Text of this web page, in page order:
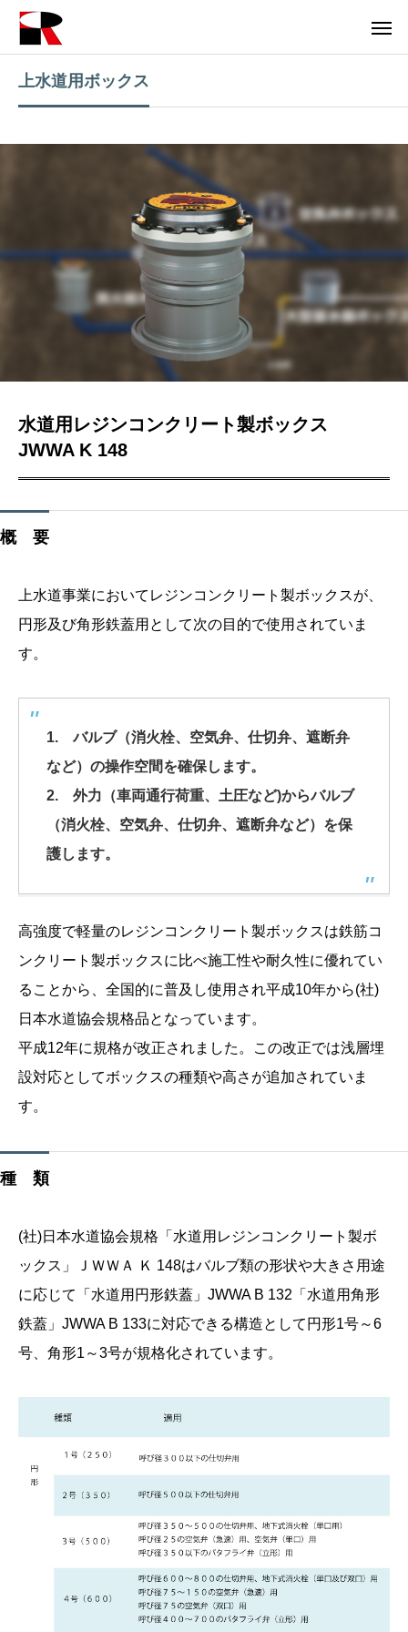
上水道用ボックス
水道用レジンコンクリート製ボックス
JWWA K 148
概 要
上水道事業においてレジンコンクリート製ボックスが、
円形及び角形鉄蓋用として次の目的で使用されていま
す。
1. バルブ（消火栓、空気弁、仕切弁、遮断弁
など）の操作空間を確保します。
2. 外力（車両通行荷重、土圧など)からバルブ
（消火栓、空気弁、仕切弁、遮断弁など）を保
護します。
高強度で軽量のレジンコンクリート製ボックスは鉄筋コ
ンクリート製ボックスに比べ施工性や耐久性に優れてい
ることから、全国的に普及し使用され平成10年から(社)
日本水道協会規格品となっています。
平成12年に規格が改正されました。この改正では浅層埋
設対応としてボックスの種類や高さが追加されていま
す。
種 類
(社)日本水道協会規格「水道用レジンコンクリート製ボ
ックス」ＪＷＷＡ Ｋ 148はバルブ類の形状や大きさ用途
に応じて「水道用円形鉄蓋」JWWA B 132「水道用角形
鉄蓋」JWWA B 133に対応できる構造として円形1号～6
号、角形1～3号が規格化されています。